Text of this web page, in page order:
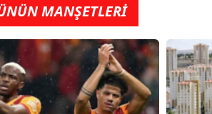
MANŞETLERİ